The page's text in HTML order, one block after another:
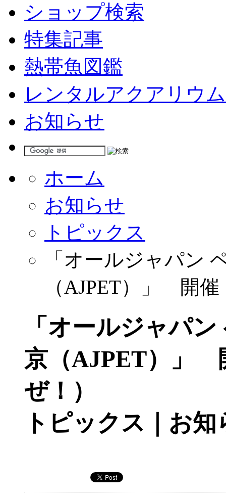
ショップ検索
特集記事
熱帯魚図鑑
レンタルアクアリウム
お知らせ
ホーム
お知らせ
トピックス
「オールジャパン
（AJPET）」 開
「オールジャパ
京（AJPET）」
ぜ！）
トピックス｜お知